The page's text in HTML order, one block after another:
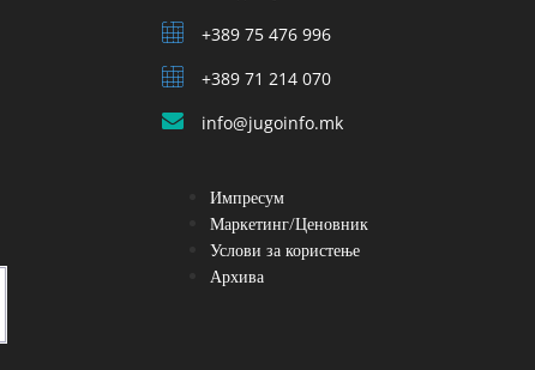
+389 75 476 996
+389 71 214 070
info@jugoinfo.mk
Импресум
Маркетинг/Ценовник
Услови за користење
Архива